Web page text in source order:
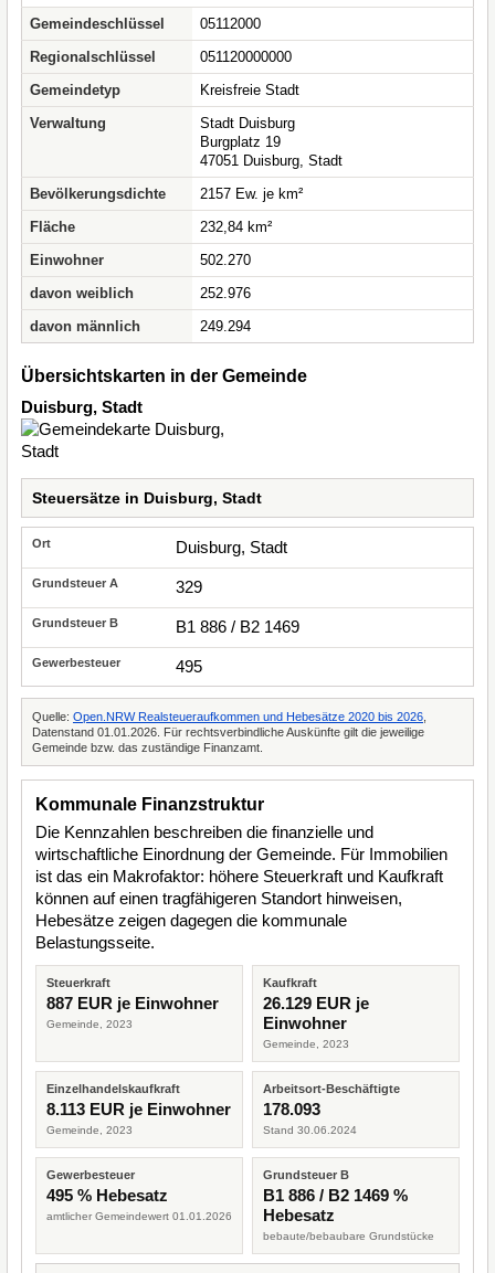
Gemeindeschlüssel
05112000
Regionalschlüssel
051120000000
Gemeindetyp
Kreisfreie Stadt
Verwaltung
Stadt Duisburg
Burgplatz 19
47051 Duisburg, Stadt
Bevölkerungsdichte
2157 Ew. je km²
Fläche
232,84 km²
Einwohner
502.270
davon weiblich
252.976
davon männlich
249.294
Übersichtskarten in der Gemeinde
Duisburg, Stadt
Steuersätze in Duisburg, Stadt
Duisburg, Stadt
329
B1 886 / B2 1469
495
Quelle: Open.NRW Realsteueraufkommen und Hebesätze 2020 bis 2026
Datenstand 01.01.2026. Für rechtsverbindliche Auskünfte gilt die jeweilige
Gemeinde bzw. das zuständige Finanzamt.
Kommunale Finanzstruktur
Die Kennzahlen beschreiben die finanzielle und
wirtschaftliche Einordnung der Gemeinde. Für Immobilien
ist das ein Makrofaktor: höhere Steuerkraft und Kaufkraft
können auf einen tragfähigeren Standort hinweisen,
Hebesätze zeigen dagegen die kommunale
Belastungsseite.
Steuerkraft
887 EUR je Einwohner
Gemeinde, 2023
Kaufkraft
26.129 EUR je
Einwohner
Gemeinde, 2023
Einzelhandelskaufkraft
8.113 EUR je Einwohner
Gemeinde, 2023
Arbeitsort-Beschäftigte
178.093
Stand 30.06.2024
Gewerbesteuer
495 % Hebesatz
amtlicher Gemeindewert 01.01.2026
Grundsteuer B
B1 886 / B2 1469 %
Hebesatz
bebaute/bebaubare Grundstücke